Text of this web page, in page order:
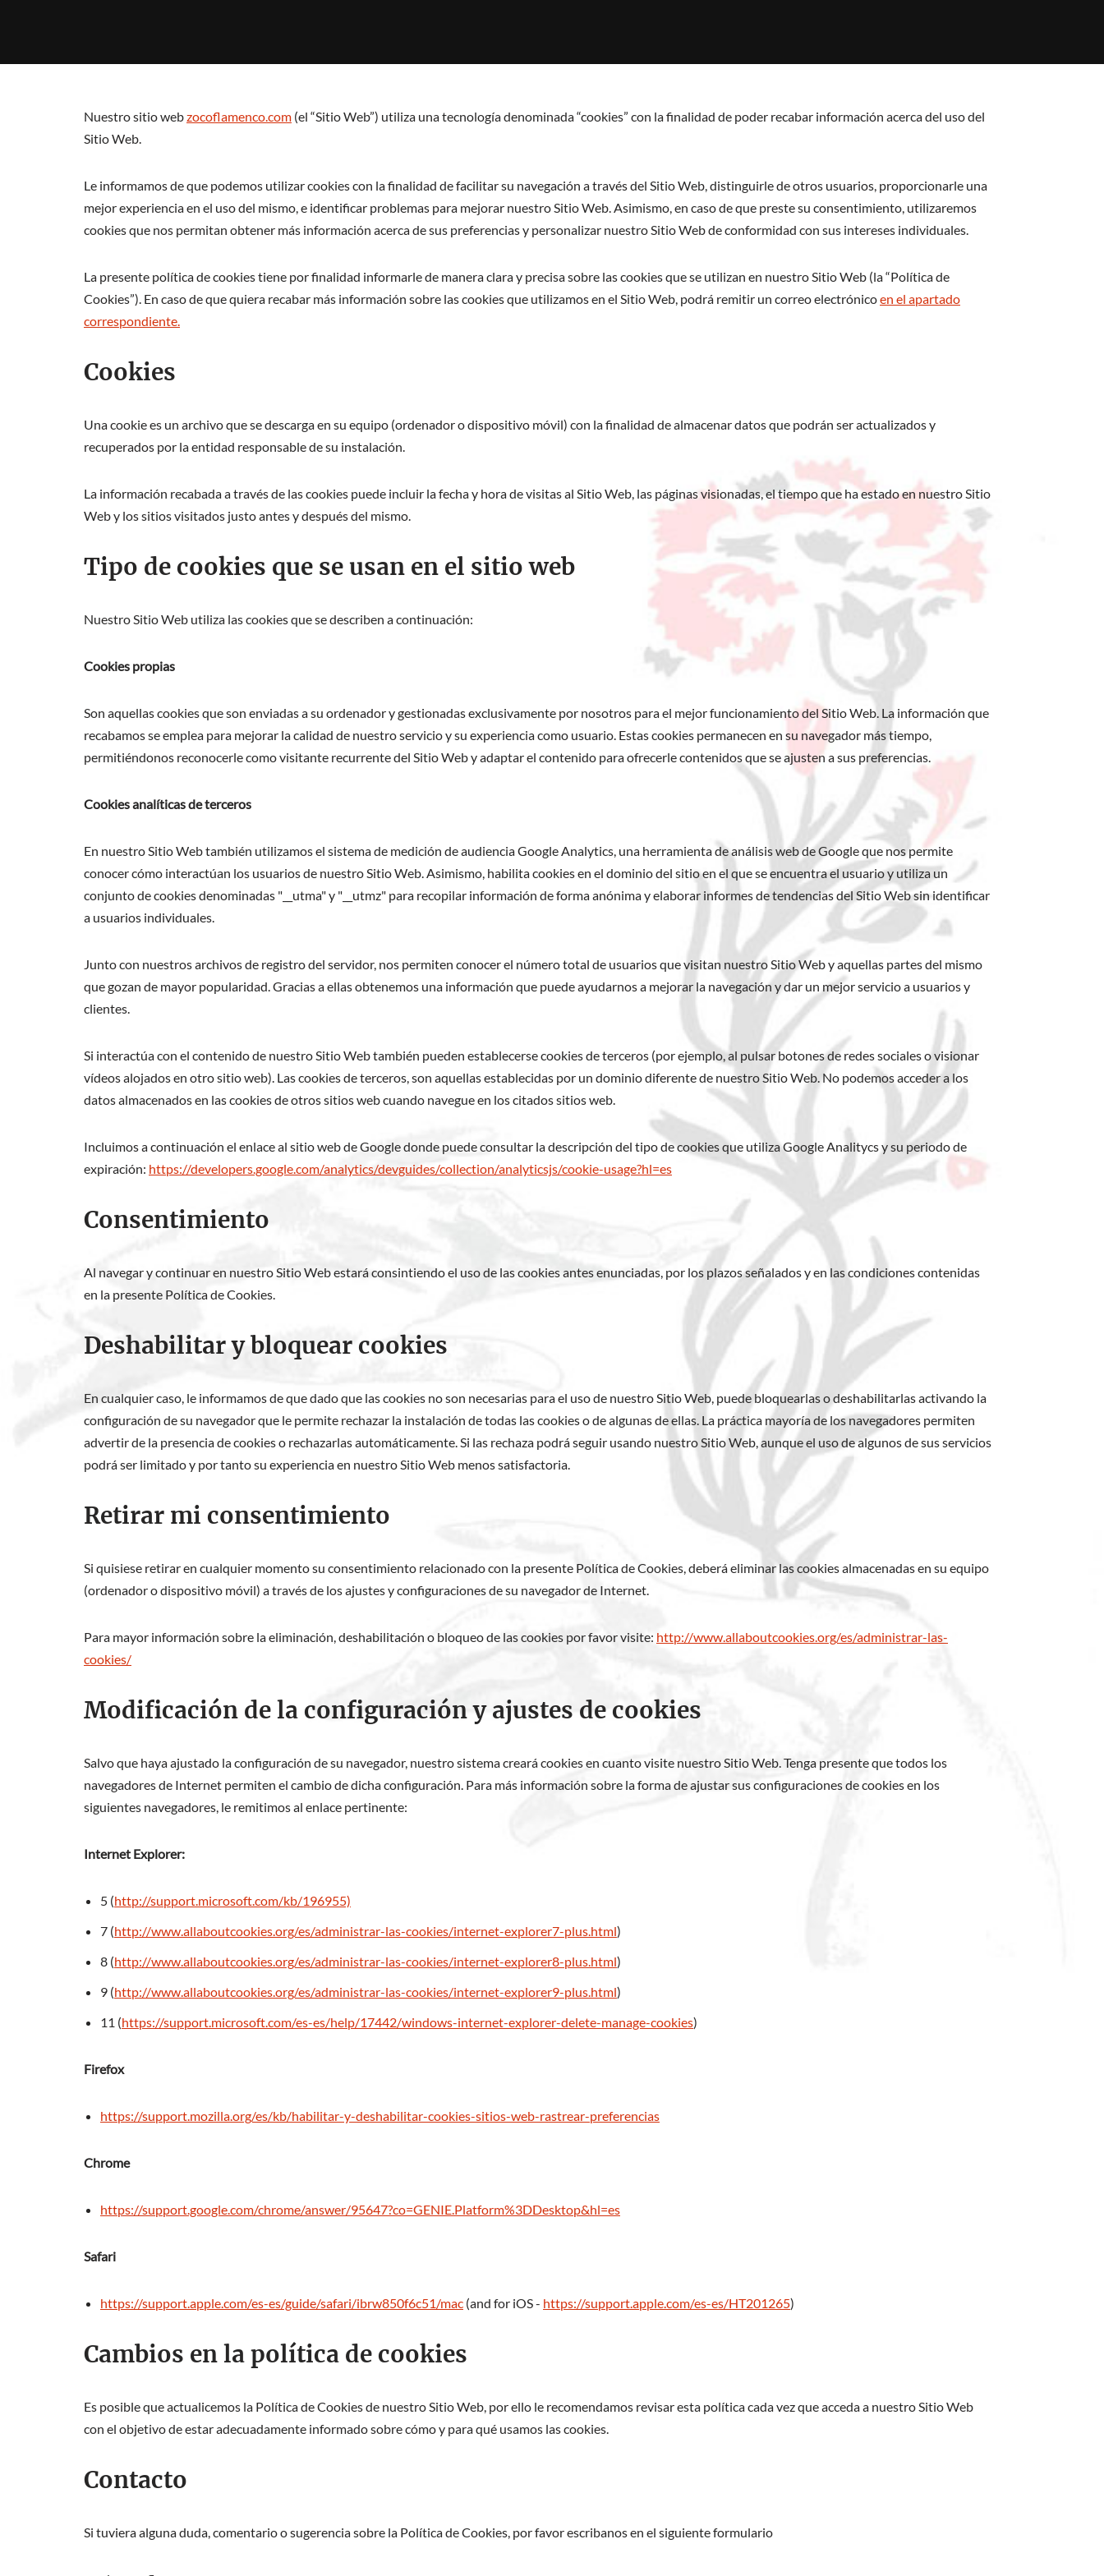
Nuestro sitio webzocoflamenco.com (el “Sitio Web”) utiliza una tecnología denominada “cookies” con la finalidad de poder recabar información acerca del uso del
Sitio Web.
Le informamos de que podemos utilizar cookies con la finalidad de facilitar su navegación a través del Sitio Web, distinguirle de otros usuarios, proporcionarle una
mejor experiencia en el uso del mismo, e identificar problemas para mejorar nuestro Sitio Web. Asimismo, en caso de que preste su consentimiento, utilizaremos
cookies que nos permitan obtener más información acerca de sus preferencias y personalizar nuestro Sitio Web de conformidad con sus intereses individuales.
La presente política de cookies tiene por finalidad informarle de manera clara y precisa sobre las cookies que se utilizan en nuestro Sitio Web (la “Política de
Cookies”). En caso de que quiera recabar más información sobre las cookies que utilizamos en el Sitio Web, podrá remitir un correo electrónicoen el apartado
correspondiente.
Cookies
Una cookie es un archivo que se descarga en su equipo (ordenador o dispositivo móvil) con la finalidad de almacenar datos que podrán ser actualizados y
recuperados por la entidad responsable de su instalación.
La información recabada a través de las cookies puede incluir la fecha y hora de visitas al Sitio Web, las páginas visionadas, el tiempo que ha estado en nuestro Sitio
Web y los sitios visitados justo antes y después del mismo.
Tipo de cookies que se usan en el sitio web
Nuestro Sitio Web utiliza las cookies que se describen a continuación:
Cookies propias
Son aquellas cookies que son enviadas a su ordenador y gestionadas exclusivamente por nosotros para el mejor funcionamiento del Sitio Web. La información que
recabamos se emplea para mejorar la calidad de nuestro servicio y su experiencia como usuario. Estas cookies permanecen en su navegador más tiempo,
permitiéndonos reconocerle como visitante recurrente del Sitio Web y adaptar el contenido para ofrecerle contenidos que se ajusten a sus preferencias.
Cookies analíticas de terceros
En nuestro Sitio Web también utilizamos el sistema de medición de audiencia Google Analytics, una herramienta de análisis web de Google que nos permite
conocer cómo interactúan los usuarios de nuestro Sitio Web. Asimismo, habilita cookies en el dominio del sitio en el que se encuentra el usuario y utiliza un
conjunto de cookies denominadas "__utma" y "__utmz" para recopilar información de forma anónima y elaborar informes de tendencias del Sitio Web sin identificar
a usuarios individuales.
Junto con nuestros archivos de registro del servidor, nos permiten conocer el número total de usuarios que visitan nuestro Sitio Web y aquellas partes del mismo
que gozan de mayor popularidad. Gracias a ellas obtenemos una información que puede ayudarnos a mejorar la navegación y dar un mejor servicio a usuarios y
clientes.
Si interactúa con el contenido de nuestro Sitio Web también pueden establecerse cookies de terceros (por ejemplo, al pulsar botones de redes sociales o visionar
vídeos alojados en otro sitio web). Las cookies de terceros, son aquellas establecidas por un dominio diferente de nuestro Sitio Web. No podemos acceder a los
datos almacenados en las cookies de otros sitios web cuando navegue en los citados sitios web.
Incluimos a continuación el enlace al sitio web de Google donde puede consultar la descripción del tipo de cookies que utiliza Google Analitycs y su periodo de
expiración: https://developers.google.com/analytics/devguides/collection/analyticsjs/cookie-usage?hl=es
Consentimiento
Al navegar y continuar en nuestro Sitio Web estará consintiendo el uso de las cookies antes enunciadas, por los plazos señalados y en las condiciones contenidas
en la presente Política de Cookies.
Deshabilitar y bloquear cookies
En cualquier caso, le informamos de que dado que las cookies no son necesarias para el uso de nuestro Sitio Web, puede bloquearlas o deshabilitarlas activando la
configuración de su navegador que le permite rechazar la instalación de todas las cookies o de algunas de ellas. La práctica mayoría de los navegadores permiten
advertir de la presencia de cookies o rechazarlas automáticamente. Si las rechaza podrá seguir usando nuestro Sitio Web, aunque el uso de algunos de sus servicios
podrá ser limitado y por tanto su experiencia en nuestro Sitio Web menos satisfactoria.
Retirar mi consentimiento
Si quisiese retirar en cualquier momento su consentimiento relacionado con la presente Política de Cookies, deberá eliminar las cookies almacenadas en su equipo
(ordenador o dispositivo móvil) a través de los ajustes y configuraciones de su navegador de Internet.
Para mayor información sobre la eliminación, deshabilitación o bloqueo de las cookies por favor visite: http://www.allaboutcookies.org/es/administrar-las-
cookies/
Modificación de la configuración y ajustes de cookies
Salvo que haya ajustado la configuración de su navegador, nuestro sistema creará cookies en cuanto visite nuestro Sitio Web. Tenga presente que todos los
navegadores de Internet permiten el cambio de dicha configuración. Para más información sobre la forma de ajustar sus configuraciones de cookies en los
siguientes navegadores, le remitimos al enlace pertinente:
Internet Explorer:
5 (http://support.microsoft.com/kb/196955)
7 (http://www.allaboutcookies.org/es/administrar-las-cookies/internet-explorer7-plus.html)
8 (http://www.allaboutcookies.org/es/administrar-las-cookies/internet-explorer8-plus.html)
9 (http://www.allaboutcookies.org/es/administrar-las-cookies/internet-explorer9-plus.html)
11 (https://support.microsoft.com/es-es/help/17442/windows-internet-explorer-delete-manage-cookies)
Firefox
https://support.mozilla.org/es/kb/habilitar-y-deshabilitar-cookies-sitios-web-rastrear-preferencias
Chrome
https://support.google.com/chrome/answer/95647?co=GENIE.Platform%3DDesktop&hl=es
Safari
https://support.apple.com/es-es/guide/safari/ibrw850f6c51/mac (and for iOS - https://support.apple.com/es-es/HT201265)
Cambios en la política de cookies
Es posible que actualicemos la Política de Cookies de nuestro Sitio Web, por ello le recomendamos revisar esta política cada vez que acceda a nuestro Sitio Web
con el objetivo de estar adecuadamente informado sobre cómo y para qué usamos las cookies.
Contacto
Si tuviera alguna duda, comentario o sugerencia sobre la Política de Cookies, por favor escribanos en el siguiente formulario